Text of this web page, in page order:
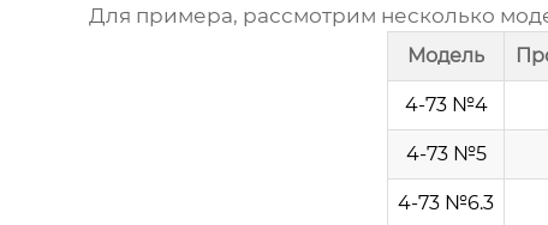
Для примера, рассмотрим несколько
Модель
4-73 №4
4-73 №5
4-73 №6.3